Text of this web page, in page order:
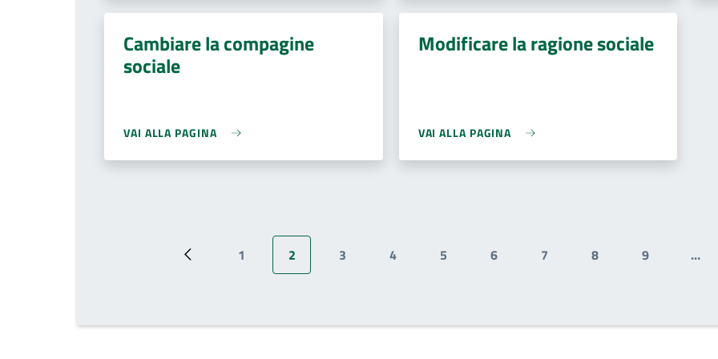
Cambiare la compagine
sociale
VAI ALLA PAGINA
Modificare la ragione sociale
VAI ALLA PAGINA
Pagina precedente
Page
1
Pagina attuale
2
Page
3
Page
4
Page
5
Page
6
Page
7
Page
8
Page
9 …